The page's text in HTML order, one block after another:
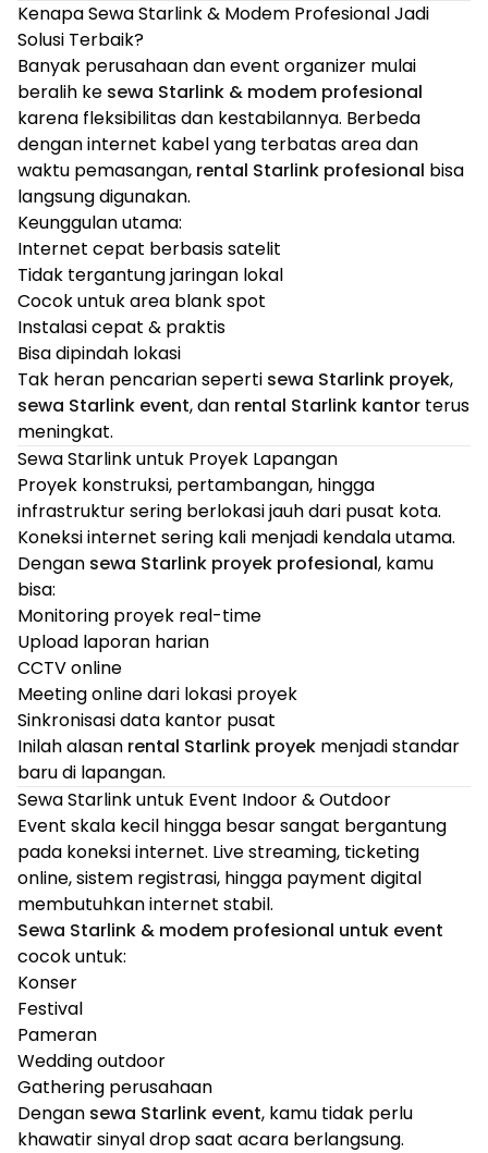
Kenapa Sewa Starlink & Modem Profesional Jadi
Solusi Terbaik?
Banyak perusahaan dan event organizer mulai
beralih ke sewa Starlink & modem profesional
karena fleksibilitas dan kestabilannya. Berbeda
dengan internet kabel yang terbatas area dan
waktu pemasangan, rental Starlink profesional bisa
langsung digunakan.
Keunggulan utama:
Internet cepat berbasis satelit
Tidak tergantung jaringan lokal
Cocok untuk area blank spot
Instalasi cepat & praktis
Bisa dipindah lokasi
Tak heran pencarian seperti sewa Starlink proyek,
sewa Starlink event, dan rental Starlink kantor terus
meningkat.
Sewa Starlink untuk Proyek Lapangan
Proyek konstruksi, pertambangan, hingga
infrastruktur sering berlokasi jauh dari pusat kota.
Koneksi internet sering kali menjadi kendala utama.
Dengan sewa Starlink proyek profesional, kamu
bisa:
Monitoring proyek real-time
Upload laporan harian
CCTV online
Meeting online dari lokasi proyek
Sinkronisasi data kantor pusat
Inilah alasan rental Starlink proyek menjadi standar
baru di lapangan.
Sewa Starlink untuk Event Indoor & Outdoor
Event skala kecil hingga besar sangat bergantung
pada koneksi internet. Live streaming, ticketing
online, sistem registrasi, hingga payment digital
membutuhkan internet stabil.
Sewa Starlink & modem profesional untuk event
cocok untuk:
Konser
Festival
Pameran
Wedding outdoor
Gathering perusahaan
Dengan sewa Starlink event, kamu tidak perlu
khawatir sinyal drop saat acara berlangsung.